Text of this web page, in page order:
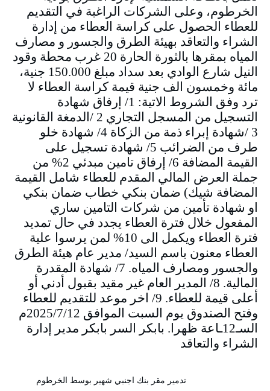
الخرطوم، وعلى الشركات الراغبة في التقديم
للعطاء الحصول على كراسة العطاء من إدارة
الشراء والتعاقد بهيئة الطرق والجسور و مصارف
المياه بمقرها بالثورة الحارة 20 غرب محطة وقود
النيل شارع الوادي بعد سداد مبلغ 150.000 جنية،
مائة وخمسون الف جنية قيمة كراسة العطاء لا
ترد وفق الشروط الاتية: 1/ إرفاق شهادة
التسجيل من المسجل التجاري 2 /الدمغة القانونية
3 /شهادة إبراء ذمة من الزكاة 4/ شهادة خلو
طرف من الضرائب 5/ شهادة تسجيل على
القيمة المضافة 6/ إرفاق تامين مبدئي 2% من
جملة العرض المالي المقدم للعطاء شامل القيمة
المضافة شيك) ضمان بنكي خطاب ضمان بنكي
او شهادة تأمين من شركات التامين ساري
المفعول خلال فترة العطاء يجدد في حال تمديد
فترة العطاء ويكمل الى 10% لمن يرسوا علية
العطاء معنون باسم السيد/ مدير عام هيئة الطرق
والجسور ومصارف المياه. 7/ شهادة المقدرة
المالية. 8/ المدير العام غير مقيد بقبول أدني أو
أعلى قيمة للعطاء. 9/ اخر موعد للتقديم للعطاء
وفتح الصندوق يوم السبت الموافق 2025/7/12م
السـ12ـاعة ظهرا. بابكر السر بابكر مدير إدارة
الشراء والتعاقد
تدمير مقر بنك اجنبي شهير بوسط الخرطوم